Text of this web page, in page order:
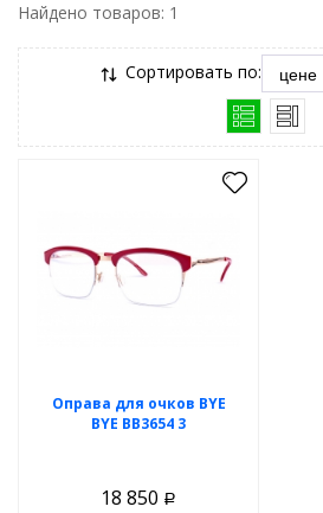
Найдено товаров: 1
Сортировать по:
Оправа для очков BYE
BYE BB3654 3
18 850 Р